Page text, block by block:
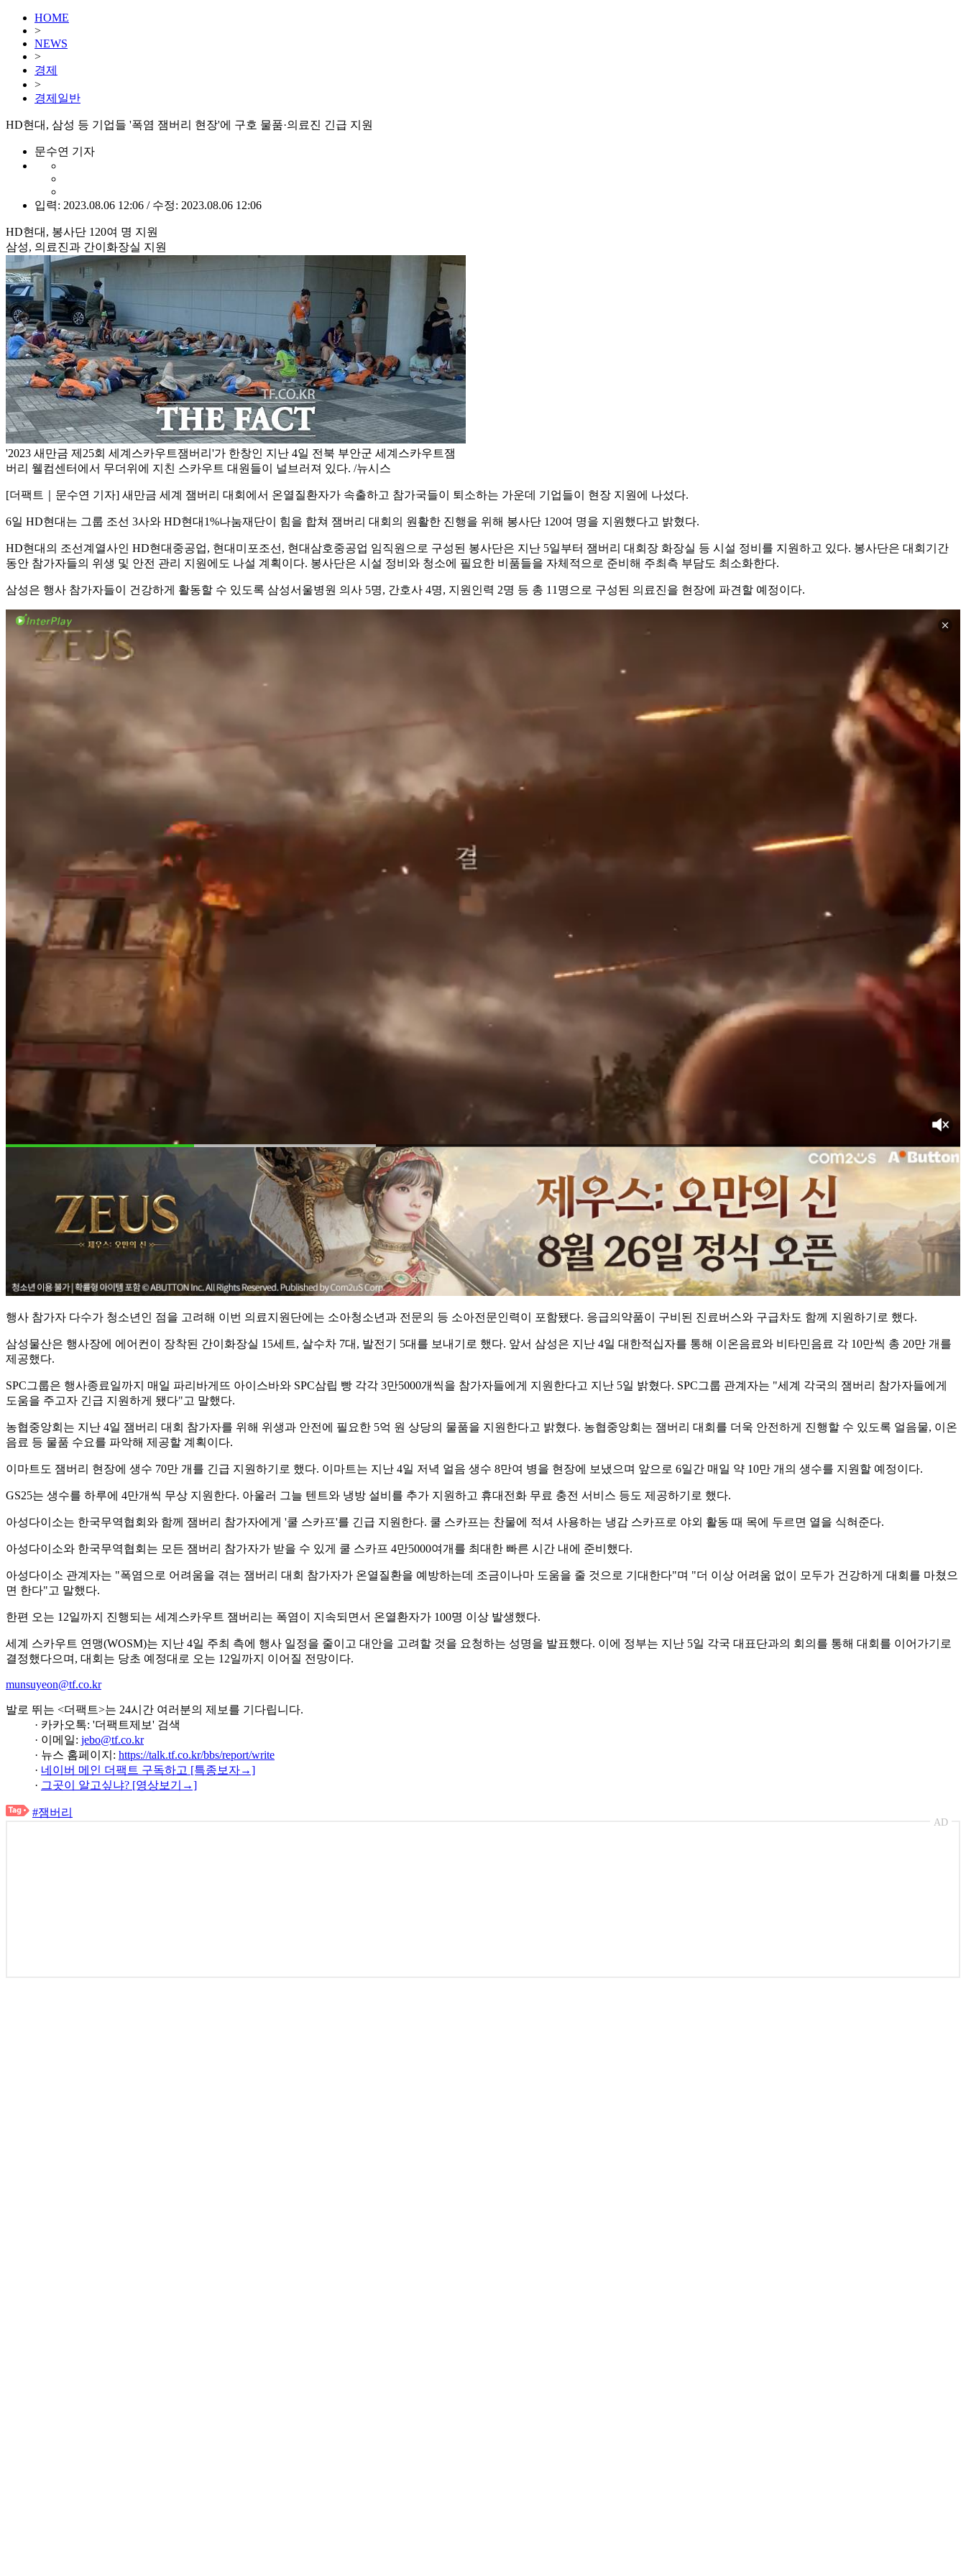
HOME
>
NEWS
>
경제
>
경제일반
HD현대, 삼성 등 기업들 '폭염 잼버리 현장'에 구호 물품·의료진 긴급 지원
문수연 기자
입력: 2023.08.06 12:06 / 수정: 2023.08.06 12:06
HD현대, 봉사단 120여 명 지원
삼성, 의료진과 간이화장실 지원
'2023 새만금 제25회 세계스카우트잼버리'가 한창인 지난 4일 전북 부안군 세계스카우트잼
버리 웰컴센터에서 무더위에 지친 스카우트 대원들이 널브러져 있다. /뉴시스
[더팩트｜문수연 기자] 새만금 세계 잼버리 대회에서 온열질환자가 속출하고 참가국들이 퇴소하는 가운데 기업들이 현장 지원에 나섰다.
6일 HD현대는 그룹 조선 3사와 HD현대1%나눔재단이 힘을 합쳐 잼버리 대회의 원활한 진행을 위해 봉사단 120여 명을 지원했다고 밝혔다.
HD현대의 조선계열사인 HD현대중공업, 현대미포조선, 현대삼호중공업 임직원으로 구성된 봉사단은 지난 5일부터 잼버리 대회장 화장실 등 시설 정비를 지원하고 있다. 봉사단은 대회기간
동안 참가자들의 위생 및 안전 관리 지원에도 나설 계획이다. 봉사단은 시설 정비와 청소에 필요한 비품들을 자체적으로 준비해 주최측 부담도 최소화한다.
삼성은 행사 참가자들이 건강하게 활동할 수 있도록 삼성서울병원 의사 5명, 간호사 4명, 지원인력 2명 등 총 11명으로 구성된 의료진을 현장에 파견할 예정이다.
행사 참가자 다수가 청소년인 점을 고려해 이번 의료지원단에는 소아청소년과 전문의 등 소아전문인력이 포함됐다. 응급의약품이 구비된 진료버스와 구급차도 함께 지원하기로 했다.
삼성물산은 행사장에 에어컨이 장착된 간이화장실 15세트, 살수차 7대, 발전기 5대를 보내기로 했다. 앞서 삼성은 지난 4일 대한적십자를 통해 이온음료와 비타민음료 각 10만씩 총 20만 개를
제공했다.
SPC그룹은 행사종료일까지 매일 파리바게뜨 아이스바와 SPC삼립 빵 각각 3만5000개씩을 참가자들에게 지원한다고 지난 5일 밝혔다. SPC그룹 관계자는 "세계 각국의 잼버리 참가자들에게
도움을 주고자 긴급 지원하게 됐다"고 말했다.
농협중앙회는 지난 4일 잼버리 대회 참가자를 위해 위생과 안전에 필요한 5억 원 상당의 물품을 지원한다고 밝혔다. 농협중앙회는 잼버리 대회를 더욱 안전하게 진행할 수 있도록 얼음물, 이온
음료 등 물품 수요를 파악해 제공할 계획이다.
이마트도 잼버리 현장에 생수 70만 개를 긴급 지원하기로 했다. 이마트는 지난 4일 저녁 얼음 생수 8만여 병을 현장에 보냈으며 앞으로 6일간 매일 약 10만 개의 생수를 지원할 예정이다.
GS25는 생수를 하루에 4만개씩 무상 지원한다. 아울러 그늘 텐트와 냉방 설비를 추가 지원하고 휴대전화 무료 충전 서비스 등도 제공하기로 했다.
아성다이소는 한국무역협회와 함께 잼버리 참가자에게 '쿨 스카프'를 긴급 지원한다. 쿨 스카프는 찬물에 적셔 사용하는 냉감 스카프로 야외 활동 때 목에 두르면 열을 식혀준다.
아성다이소와 한국무역협회는 모든 잼버리 참가자가 받을 수 있게 쿨 스카프 4만5000여개를 최대한 빠른 시간 내에 준비했다.
아성다이소 관계자는 "폭염으로 어려움을 겪는 잼버리 대회 참가자가 온열질환을 예방하는데 조금이나마 도움을 줄 것으로 기대한다"며 "더 이상 어려움 없이 모두가 건강하게 대회를 마쳤으
면 한다"고 말했다.
한편 오는 12일까지 진행되는 세계스카우트 잼버리는 폭염이 지속되면서 온열환자가 100명 이상 발생했다.
세계 스카우트 연맹(WOSM)는 지난 4일 주최 측에 행사 일정을 줄이고 대안을 고려할 것을 요청하는 성명을 발표했다. 이에 정부는 지난 5일 각국 대표단과의 회의를 통해 대회를 이어가기로
결정했다으며, 대회는 당초 예정대로 오는 12일까지 이어질 전망이다.
munsuyeon@tf.co.kr
발로 뛰는 <더팩트>는 24시간 여러분의 제보를 기다립니다.
· 카카오톡: '더팩트제보' 검색
· 이메일: jebo@tf.co.kr
· 뉴스 홈페이지: https://talk.tf.co.kr/bbs/report/write
· 네이버 메인 더팩트 구독하고 [특종보자→]
· 그곳이 알고싶냐? [영상보기→]
#잼버리
AD